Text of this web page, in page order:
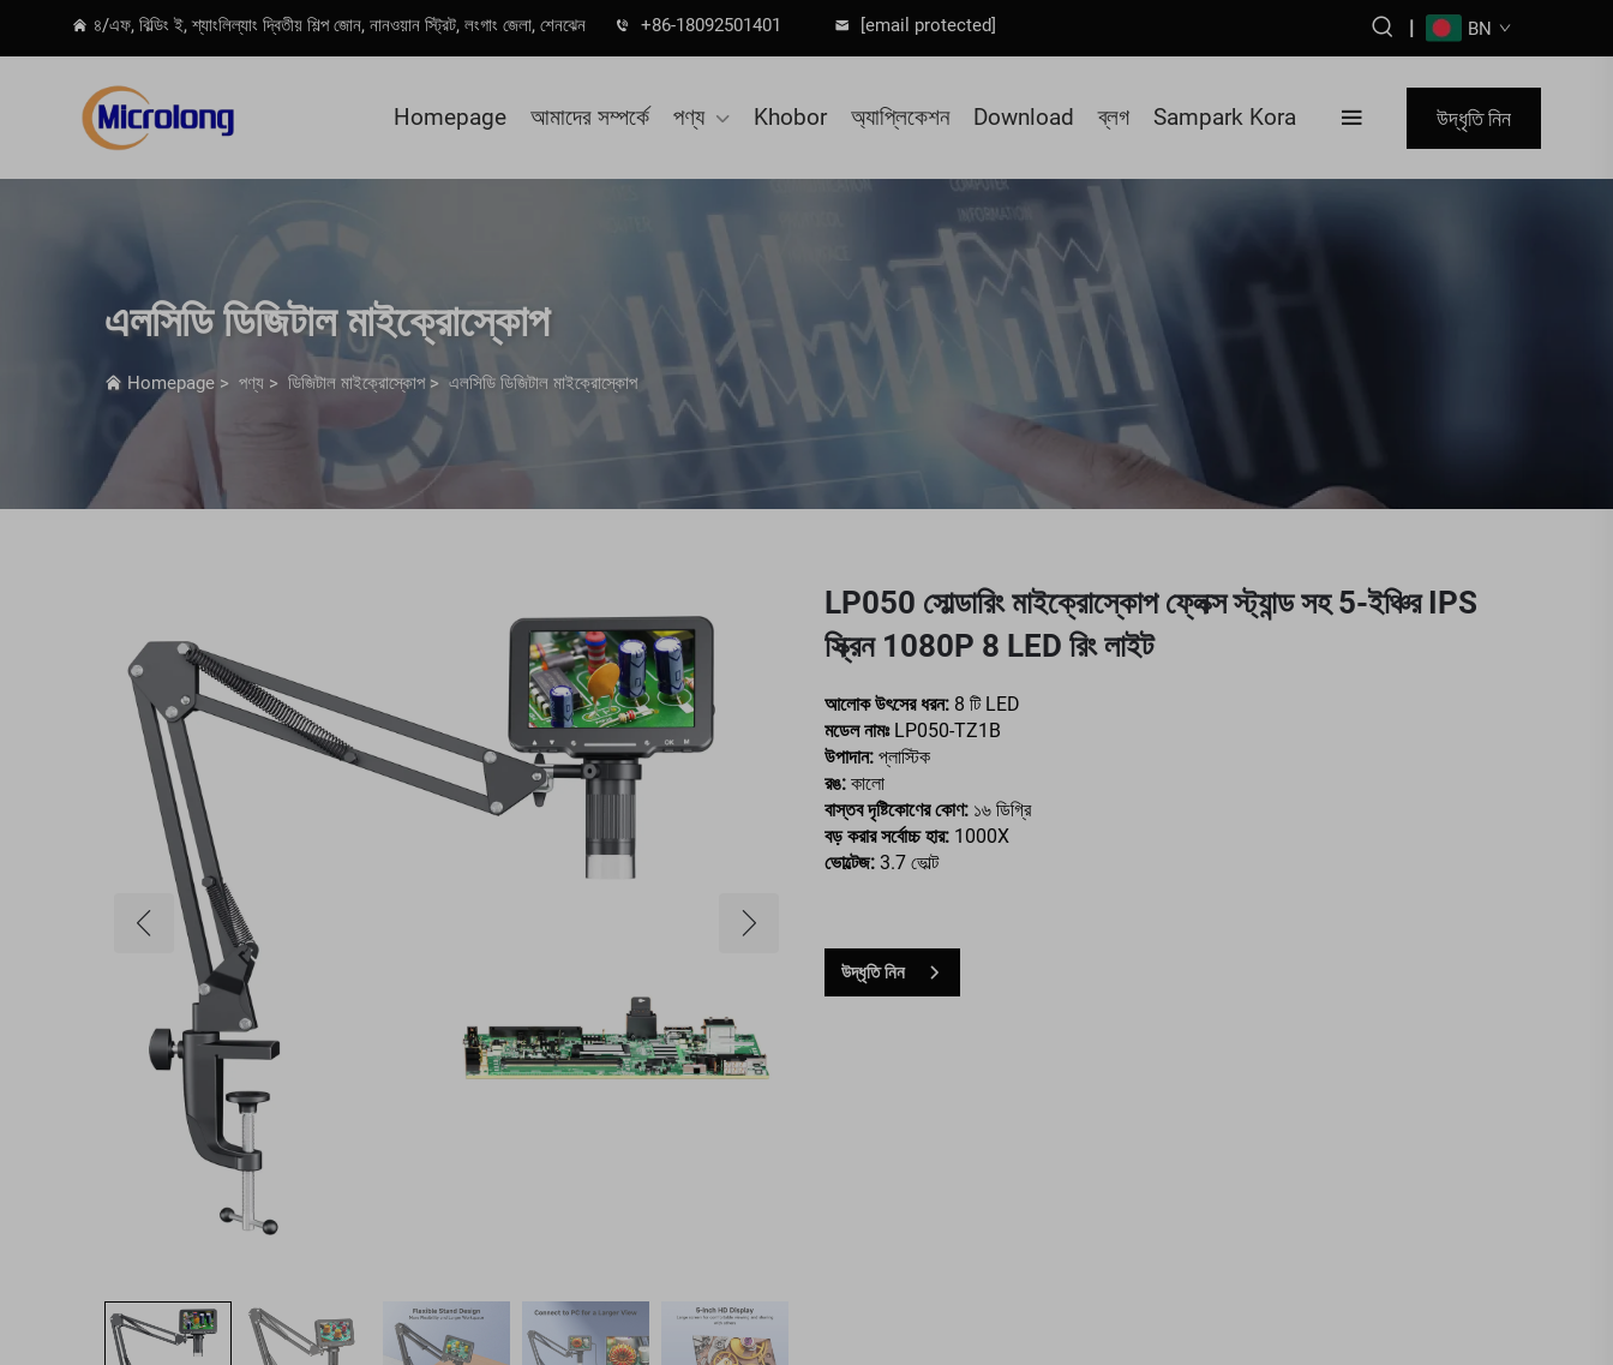
৪/এফ, বিল্ডিং ই, শ্যাংলিল্যাং দ্বিতীয় শিল্প জোন, নানওয়ান স্ট্রিট, লংগাং জেলা, শেনঝেন +86-18092501401 [email protected] | BN
Homepage আমাদের সম্পর্কে পণ্য Khobor অ্যাপ্লিকেশন Download ব্লগ Sampark Kora উদ্ধৃতি নিন
এলসিডি ডিজিটাল মাইক্রোস্কোপ
Homepage > পণ্য > ডিজিটাল মাইক্রোস্কোপ > এলসিডি ডিজিটাল মাইক্রোস্কোপ
LP050 সোল্ডারিং মাইক্রোস্কোপ ফ্লেক্স স্ট্যান্ড সহ 5-ইঞ্চির IPS
স্ক্রিন 1080P 8 LED রিং লাইট
আলোক উৎসের ধরন: 8 টি LED
মডেল নামঃ LP050-TZ1B
উপাদান: প্লাস্টিক
রঙ: কালো
বাস্তব দৃষ্টিকোণের কোণ: ১৬ ডিগ্রি
বড় করার সর্বোচ্চ হার: 1000X
ভোল্টেজ: 3.7 ভোল্ট
উদ্ধৃতি নিন